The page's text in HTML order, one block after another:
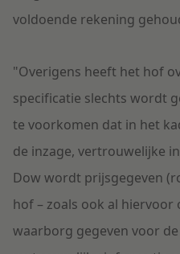
voldoende rekening
"Overigens heeft het hof
specificatie slechts wordt
te voorkomen dat in het
de inzage, vertrouwelijke
Dow wordt prijsgegeven
hof – zoals ook al hiervoor
waarborg gegeven voor